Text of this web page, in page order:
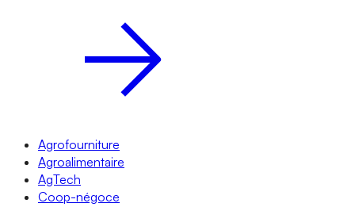
Agrofourniture
Agroalimentaire
AgTech
Coop-négoce